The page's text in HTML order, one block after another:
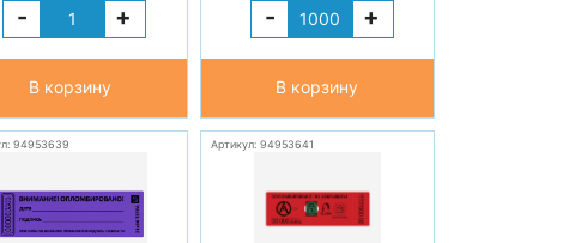
- +
В корзину
- +
В корзину
94953639 Артикул: 94953641